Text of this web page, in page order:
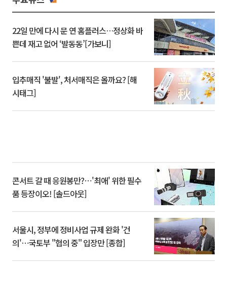
22일 만에 다시 문 연 홈플러스…정상화 바
쁜데 재고 없어 ‘발동동’[가보니]
입추매직 '불발', 처서매직은 올까요? [해
시태그]
콘서트 갈 때 응원봉만?⋯'최애' 위한 필수
품 등장이오! [솔드아웃]
서울시, 정부에 정비사업 규제 완화 '건
의'⋯국토부 "협의 중" 입장만 [종합]